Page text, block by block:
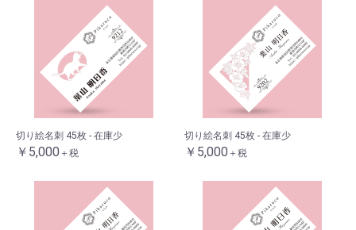
切り絵名刺 45枚 - 在庫少
￥5,000 ＋税
切り絵名刺 45枚 - 在庫少
￥5,000 ＋税